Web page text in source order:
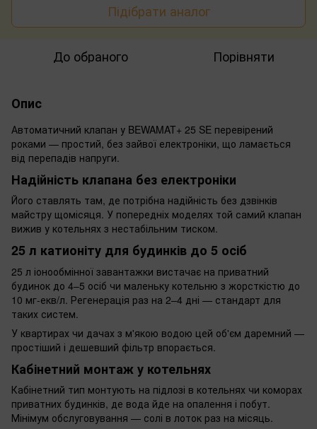
Підібрати аналог
До обраного Порівняти
Опис
Автоматичний клапан у BEWAMAT+ 25 SE перевірений
роками — простий, без зайвої електроніки, що ламається
від перепадів напруги.
Надійність клапана без електроніки
Його ставлять там, де потрібна надійність без дзвінків
майстру щомісяця. У попередніх моделях той самий клапан
вижив у котельнях з нестабільним тиском.
25 л катионіту для будинків до 5 осіб
25 л іонообмінної завантажки вистачає на приватний
будинок до 4–5 осіб чи маленьку котельню з жорсткістю до
10 мг-екв/л. Регенерація раз на 2–4 дні — стандарт для
таких систем.
У квартирах чи дачах з м'якою водою цей об'єм даремний —
простіший і дешевший фільтр впорається.
Кабінетний монтаж у котельнях
Кабінетний тип монтують на підлозі в котельнях чи коморах
приватних будинків, де вода йде на опалення і побут.
Мінімум обслуговування — солі в лоток раз на місяць.